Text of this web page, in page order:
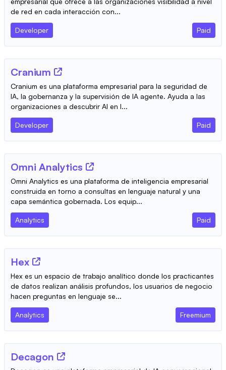
de red en cada interacción con...
Developer Paid
Cranium
Cranium es una plataforma empresarial para la seguridad de
IA, la gobernanza y la supervisión de IA agente. Ayuda a las
organizaciones a descubrir AI en l...
Developer Paid
Omni Analytics
Omni Analytics es una plataforma de inteligencia empresarial
construida en torno a consultas en lenguaje natural y una
capa semántica gobernada. Los equip...
Analytics Paid
Hex
Hex es un espacio de trabajo analítico donde los practicantes
de datos realizan análisis profundos, los usuarios de negocio
hacen preguntas en lenguaje se...
Analytics Freemium
Decagon